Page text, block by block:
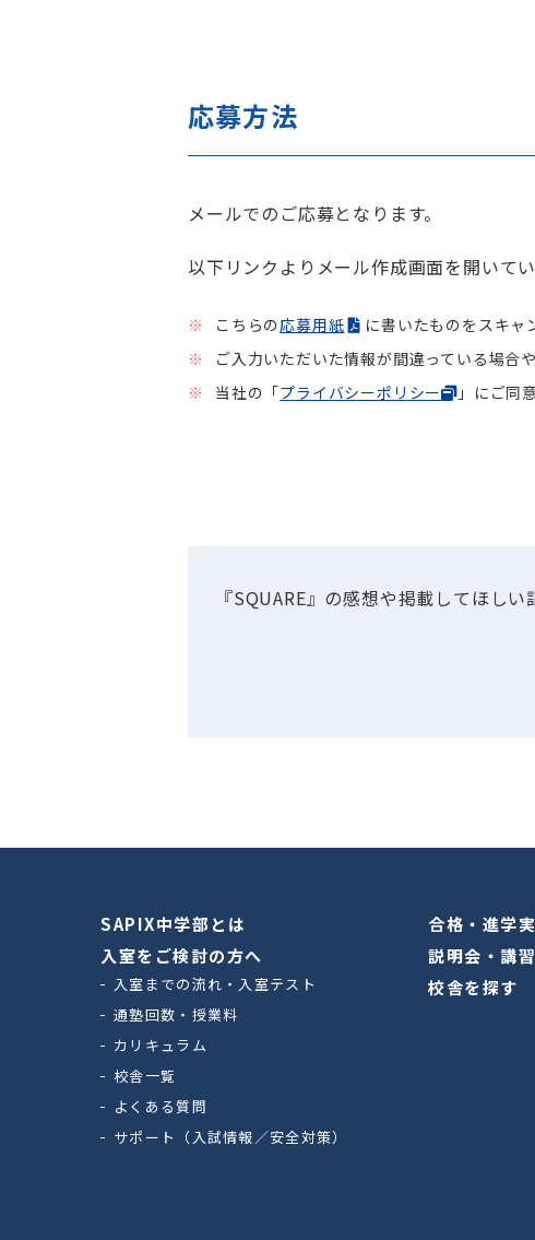
応募方法
メールでのご応募となります。
以下リンクよりメール作成画面を開いて
こちらの応募用紙
に書いたものをスキャ
ご入力いただいた情報が間違っている場合
当社の「プライバシーポリシー 」にご同
『SQUARE』の感想や掲載してほし
SAPIX中学部とは
入室をご検討の方へ
入室までの流れ・入室テスト
通塾回数・授業料
カリキュラム
校舎一覧
よくある質問
サポート（入試情報／安全対策）
合格・進学
説明会・講
校舎を探す